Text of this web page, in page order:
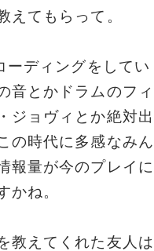
えてもらって。
ーディングをしてい
音とかドラムのフィ
ジョヴィとか絶対出
の時代に多感なみん
報量が今のプレイに
かね。
教えてくれた友人は